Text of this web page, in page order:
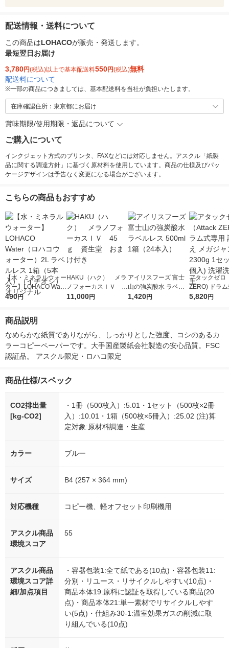
配送情報・送料について
この商品はLOHACOが販売・発送します。
最短翌日お届け
3,780円(税込)以上で基本配送料550円(税込)無料
配送料について
※一部の商品につきましては、基本配送料を当社が負担いたします。
在庫確認住所：東京都にお届け
賞味期限/使用期限・返品について
ご購入について
インクジェット方式のプリンタ、FAXなどには対応しません。アスクル「紙製
品に関する調達方針」に基づく原材料を使用しています。商品の仕様及びパッ
ケージデザインは予告なく変更になる場合がございます。
こちらの商品もおすすめ
【水・ミネラルウォー
ター】LOHACO Wate
r（ロハコウォータ
シ） オリジナル
490円
HAKU（ハク） メラ
ノフォーカスＩＶ 4
5ｇ 資生堂 おまけ
11,000円
アイリスフーズ 富士
山の強炭酸水 ラベル
レス 500ml 1箱（24
1,420円
アタックゼロ
ZERO) ドラ
詰め替え メガ
5,820円
商品説明
なめらかな紙質でありながら、しっかりとした強度、コシのあるカ
ラーコピーペーパーです。大手国産製紙会社製造の安心品質。FSC
認証品。 アスクル限定・ロハコ限定
商品仕様/スペック
CO2排出量
[kg-CO2]
・1冊（500枚入）:5.01・1セット（500枚×2冊
入）:10.01・1箱（500枚×5冊入）:25.02 (注)算
定対象:原材料調達・生産
カラー ブルー
サイズ B4 (257 × 364 mm)
対応機種 コピー機、軽オフセット印刷機用
アスクル商品
環境スコア
55
アスクル商品
環境スコア詳
細/加点項目
・容器包装1:全て紙である(10点)・容器包装11:
分別・リユース・リサイクルしやすい(10点)・
商品本体19:原料に認証を取得している商品(20
点)・商品本体21:単一素材でリサイクルしやす
い(5点)・仕組み30-1:温室効果ガスの削減に取
り組んでいる(10点)